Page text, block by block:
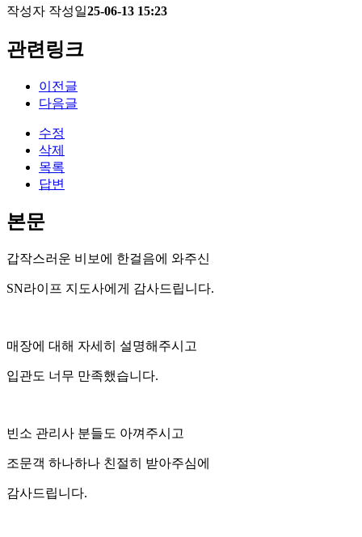
작성자 작성일25-06-13 15:23
관련링크
이전글
다음글
수정
삭제
목록
답변
본문
갑작스러운 비보에 한걸음에 와주신
SN라이프 지도사에게 감사드립니다.
매장에 대해 자세히 설명해주시고
입관도 너무 만족했습니다.
빈소 관리사 분들도 아껴주시고
조문객 하나하나 친절히 받아주심에
감사드립니다.